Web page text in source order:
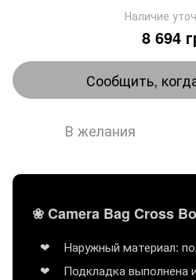
Наличие
8 694
Сообщить,
В желания
❀ Camera Bag Cross
Наружный материал:
Подкладка выполнена